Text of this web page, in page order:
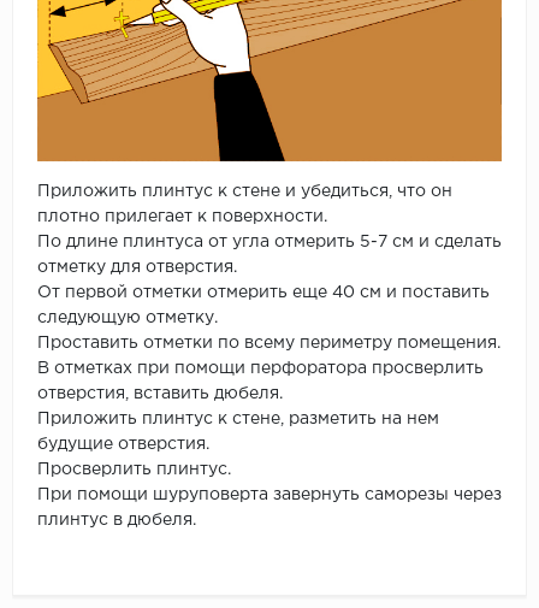
Приложить плинтус к стене и убедиться, что он
плотно прилегает к поверхности.
По длине плинтуса от угла отмерить 5-7 см и сделать
отметку для отверстия.
От первой отметки отмерить еще 40 см и поставить
следующую отметку.
Проставить отметки по всему периметру помещения.
В отметках при помощи перфоратора просверлить
отверстия, вставить дюбеля.
Приложить плинтус к стене, разметить на нем
будущие отверстия.
Просверлить плинтус.
При помощи шуруповерта завернуть саморезы через
плинтус в дюбеля.